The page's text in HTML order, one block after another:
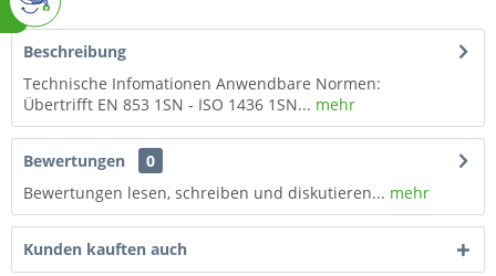
Beschreibung
Technische Infomationen Anwendbare Normen:
Übertrifft EN 853 1SN - ISO 1436 1SN... mehr
Bewertungen
0
Bewertungen lesen, schreiben und diskutieren... mehr
Kunden kauften auch